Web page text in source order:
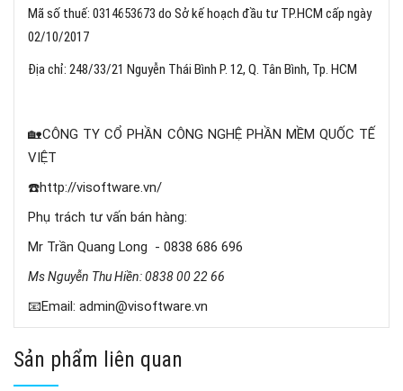
Mã số thuế: 0314653673 do Sở kế hoạch đầu tư TP.HCM cấp ngày
02/10/2017
Địa chỉ: 248/33/21 Nguyễn Thái Bình P. 12, Q. Tân Bình, Tp. HCM
🏡CÔNG TY CỔ PHẦN CÔNG NGHỆ PHẦN MỀM QUỐC TẾ
VIỆT
☎️http://visoftware.vn/
Phụ trách tư vấn bán hàng:
Mr Trần Quang Long - 0838 686 696
Ms Nguyễn Thu Hiền: 0838 00 22 66
📧Email: admin@visoftware.vn
Sản phẩm liên quan